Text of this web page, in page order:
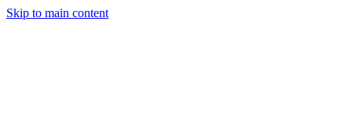
Skip to main content